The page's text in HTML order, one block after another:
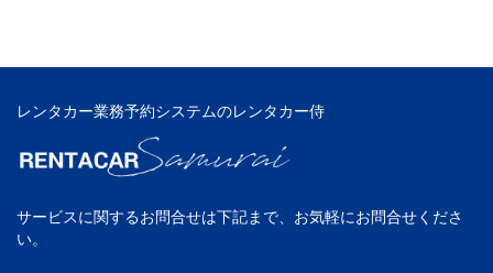
レンタカー業務予約システムのレンタカー侍
サービスに関するお問合せは下記まで、お気軽にお問合せくださ
い。